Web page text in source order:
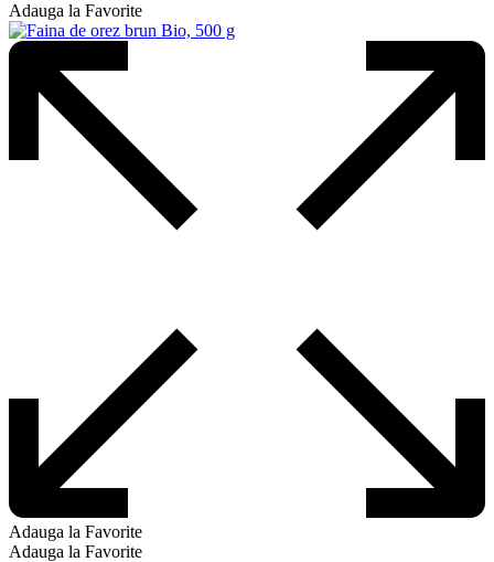
Adauga la Favorite
Adauga la Favorite
Adauga la Favorite